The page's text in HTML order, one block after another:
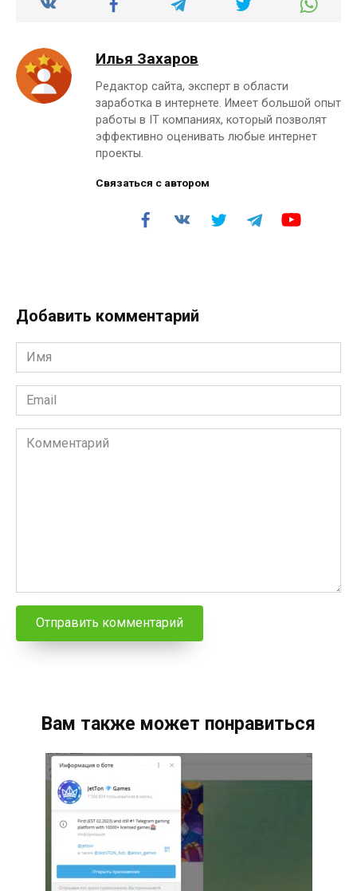
Илья Захаров
Редактор сайта, эксперт в области
заработка в интернете. Имеет большой опыт
работы в IT компаниях, который позволят
эффективно оценивать любые интернет
проекты.
Связаться с автором
Добавить комментарий
Имя
*
Email
*
Комментарий
Вам также может понравиться